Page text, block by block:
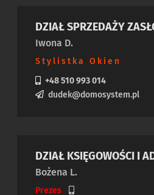
DZIAŁ SPRZEDAŻY
Iwona D.
Stylistka Okien
+48 510 993 014
dudek@domosystem.pl
DZIAŁ KSIĘGOWOŚCI I
Bożena L.
Prezes